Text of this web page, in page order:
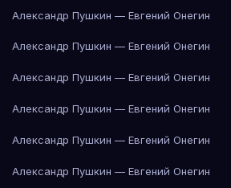
Александр Пушкин — Евгений Онегин
Александр Пушкин — Евгений Онегин
Александр Пушкин — Евгений Онегин
Александр Пушкин — Евгений Онегин
Александр Пушкин — Евгений Онегин
Александр Пушкин — Евгений Онегин